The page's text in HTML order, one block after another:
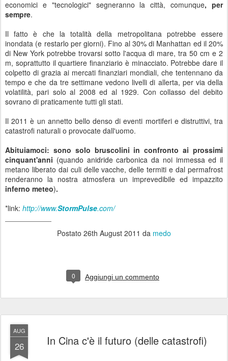
economici e "tecnologici" segneranno la città, comunque, per
sempre.
Il fatto è che la totalità della metropolitana potrebbe essere
inondata (e restarlo per giorni). Fino al 30% di Manhattan ed il 20%
di New York potrebbe trovarsi sotto l'acqua di mare, tra 50 cm e 2
m, soprattutto il quartiere finanziario è minacciato. Potrebbe dare il
colpetto di grazia ai mercati finanziari mondiali, che tentennano da
tempo e che da tre settimane vedono livelli di allerta, per via della
volatilità, pari solo al 2008 ed al 1929. Con collasso del debito
sovrano di praticamente tutti gli stati.
Il 2011 è un annetto bello denso di eventi mortiferi e distruttivi, tra
catastrofi naturali o provocate dall'uomo.
Abituiamoci: sono solo bruscolini in confronto ai prossimi
cinquant'anni (quando anidride carbonica da noi immessa ed il
metano liberato dai culi delle vacche, delle termiti e dal permafrost
renderanno la nostra atmosfera un imprevedibile ed impazzito
inferno meteo).
*link: http://www.StormPulse.com/
Postato 26th August 2011 da medo
0 Aggiungi un commento
AUG
26 In Cina c'è il futuro (delle catastrofi)